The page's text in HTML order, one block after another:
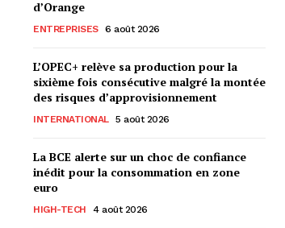
d’Orange
ENTREPRISES 6 août 2026
L’OPEC+ relève sa production pour la
sixième fois consécutive malgré la montée
des risques d’approvisionnement
INTERNATIONAL 5 août 2026
La BCE alerte sur un choc de confiance
inédit pour la consommation en zone
euro
HIGH-TECH 4 août 2026